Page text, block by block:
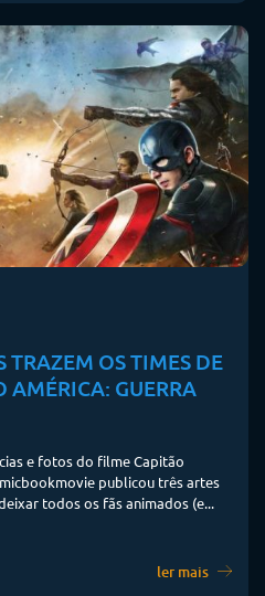
TRAZEM OS TIMES DE
AMÉRICA: GUERRA
e fotos do filme Capitão
publicou três artes
todos os fãs animados (e...
ler mais